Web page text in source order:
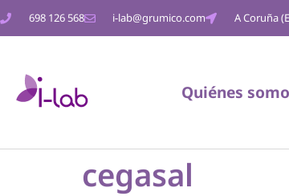
698 126 568 i-lab@grumico.com A Coruña
Quiénes
cegasal